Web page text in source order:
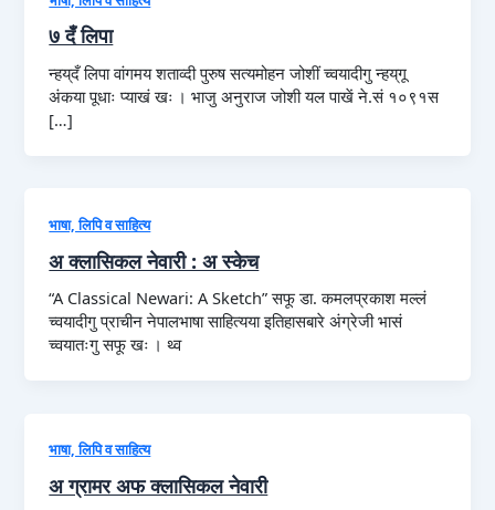
७ दँ लिपा
न्हय्‌दँ लिपा वांगमय शताव्दी पुरुष सत्यमोहन जोशीं च्वयादीगु न्हय्‌गू
अंकया पूधाः प्याखं खः । भाजु अनुराज जोशी यल पाखें ने.सं १०९१स
[…]
भाषा, लिपि व साहित्य
अ क्लासिकल नेवारी : अ स्केच
“A Classical Newari: A Sketch” सफू डा. कमलप्रकाश मल्लं
च्वयादीगु प्राचीन नेपालभाषा साहित्यया इतिहासबारे अंग्रेजी भासं
च्वयातःगु सफू खः । थ्व
भाषा, लिपि व साहित्य
अ ग्रामर अफ क्लासिकल नेवारी